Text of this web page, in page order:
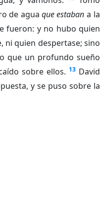
de agua que estaban a la
fueron: y no hubo quien
ni quien despertase; sino
que un profundo sueño
sobre ellos. 13 David
y se puso sobre la